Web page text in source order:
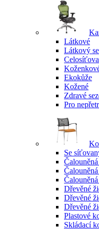
Látkové
Látkový
Ekokůže
Kožené
Zdravé
Pro
Se
Dřevěné
Dřevěné
Dřevěné
Plastové
Skládací